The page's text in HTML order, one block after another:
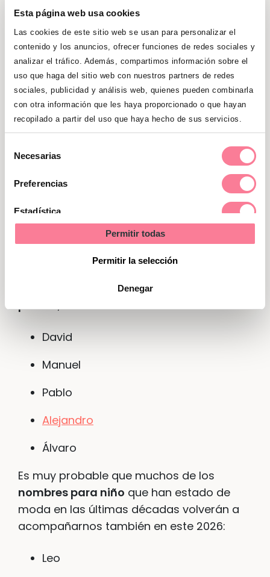
Esta página web usa cookies
Las cookies de este sitio web se usan para personalizar el
contenido y los anuncios, ofrecer funciones de redes sociales y
analizar el tráfico. Además, compartimos información sobre el
uso que haga del sitio web con nuestros partners de redes
sociales, publicidad y análisis web, quienes pueden combinarla
con otra información que les haya proporcionado o que hayan
recopilado a partir del uso que haya hecho de sus servicios.
Necesarias
Preferencias
Estadística
Permitir todas
Permitir la selección
Denegar
alto de la lista de los nombres
elegidos por los padres, seguramente
seguirán estando dentro del TOP 5
también este año:
Mateo (Nombre de niño más puesto
en 2024)
Hugo (2º nombre de niño más puesto
puesto en 2024)
Del mismo modo que con los de las niñas,
en el caso de los
nombres de niños
sonaban en la época de nuestros
David
Manuel
Pablo
Alejandro
Álvaro
Es muy probable que muchos de los
nombres para niño que han estado de
moda en las últimas décadas volverán a
acompañarnos también en este 2026:
Leo